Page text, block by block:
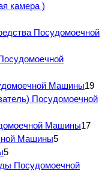
камера )
Посудомоечной
Машины19
Посудомоечной
Машины17
Машины5
5
Посудомоечной